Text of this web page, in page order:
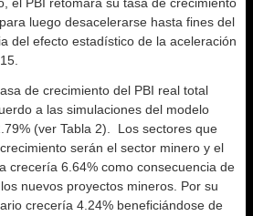
el PBI retomara su tasa de crecimiento
luego desacelerarse hasta fines del
del efecto estadístico de la aceleración
de crecimiento del PBI real total
a las simulaciones del modelo
(ver Tabla 2). Los sectores que
serán el sector minero y el
crecería 6.64% como consecuencia de
nuevos proyectos mineros. Por su
crecería 4.24% beneficiándose de